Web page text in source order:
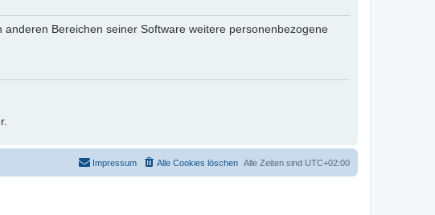
Bereichen seiner Software weitere personenbezogene
Alle Zeiten sind UTC+02:00
Alle Cookies löschen
Impressum